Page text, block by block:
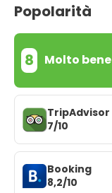
Popolarità
8 Molto bene
TripAdvisor
7/10
Booking
8,2/10